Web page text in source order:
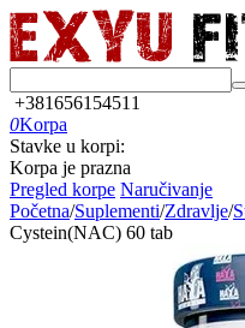
+381656154511
0Korpa
Stavke u korpi:
Korpa je prazna
Pregled korpe Naručivanje
Početna/Suplementi/Zdravlje/
Cystein(NAC) 60 tab